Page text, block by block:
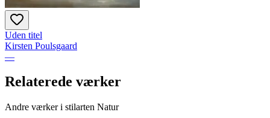
Uden titel
Kirsten Poulsgaard
—
Relaterede værker
Andre værker i stilarten Natur